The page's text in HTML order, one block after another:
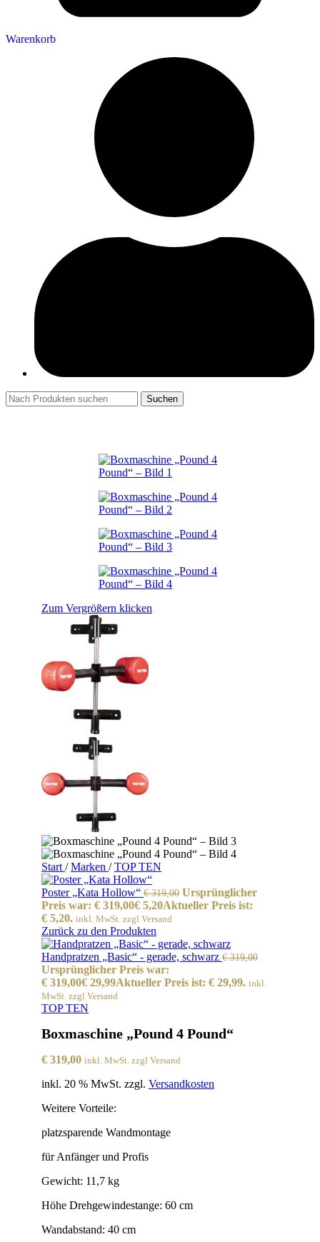
Warenkorb
Suchen
Zum Vergrößern klicken
Start / Marken / TOP TEN
Poster „Kata Hollow“ €319,00 Ursprünglicher
Preis war: € 319,00€ 5,20Aktueller Preis ist:
€ 5,20. inkl. MwSt. zzgl Versand
Zurück zu den Produkten
Handpratzen „Basic“ - gerade, schwarz €319,00
Ursprünglicher Preis war:
€ 319,00€ 29,99Aktueller Preis ist: € 29,99. inkl.
MwSt. zzgl Versand
TOP TEN
Boxmaschine „Pound 4 Pound“
€ 319,00 inkl. MwSt. zzgl Versand
inkl. 20 % MwSt. zzgl. Versandkosten
Weitere Vorteile:
platzsparende Wandmontage
für Anfänger und Profis
Gewicht: 11,7 kg
Höhe Drehgewindestange: 60 cm
Wandabstand: 40 cm